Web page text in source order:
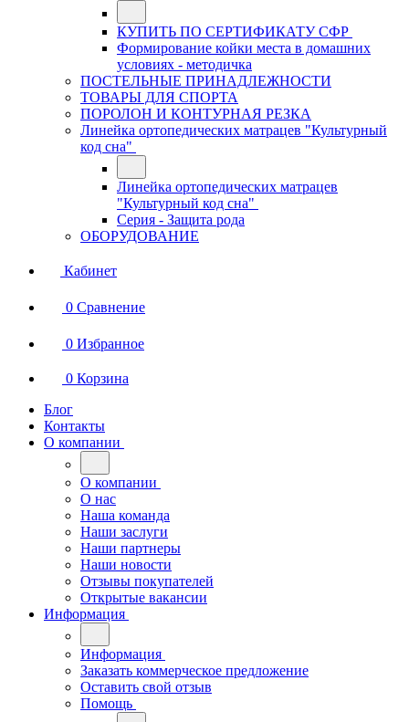
КУПИТЬ ПО СЕРТИФИКАТУ СФР
Формирование койки места в домашних
условиях - методичка
ПОСТЕЛЬНЫЕ ПРИНАДЛЕЖНОСТИ
ТОВАРЫ ДЛЯ СПОРТА
ПОРОЛОН И КОНТУРНАЯ РЕЗКА
Линейка ортопедических матрацев "Культурный
код сна"
Линейка ортопедических матрацев
"Культурный код сна"
Серия - Защита рода
ОБОРУДОВАНИЕ
Кабинет
0 Сравнение
0 Избранное
0 Корзина
Блог
Контакты
О компании
О компании
О нас
Наша команда
Наши заслуги
Наши партнеры
Наши новости
Отзывы покупателей
Открытые вакансии
Информация
Информация
Заказать коммерческое предложение
Оставить свой отзыв
Помощь